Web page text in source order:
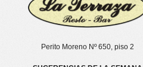
Perito Moreno Nº 650, piso 2